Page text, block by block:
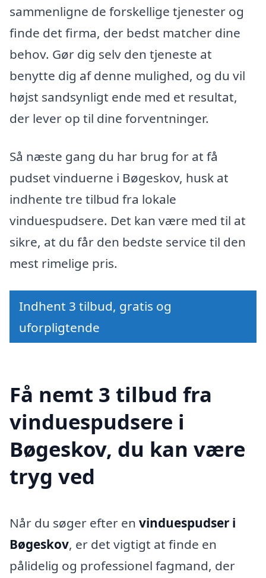
sammenligne de forskellige tjenester og
finde det firma, der bedst matcher dine
behov. Gør dig selv den tjeneste at
benytte dig af denne mulighed, og du vil
højst sandsynligt ende med et resultat,
der lever op til dine forventninger.
Så næste gang du har brug for at få
pudset vinduerne i Bøgeskov, husk at
indhente tre tilbud fra lokale
vinduespudsere. Det kan være med til at
sikre, at du får den bedste service til den
mest rimelige pris.
Indhent 3 tilbud, gratis og
uforpligtende
Få nemt 3 tilbud fra
vinduespudsere i
Bøgeskov, du kan være
tryg ved
Når du søger efter en vinduespudser i
Bøgeskov, er det vigtigt at finde en
pålidelig og professionel fagmand, der